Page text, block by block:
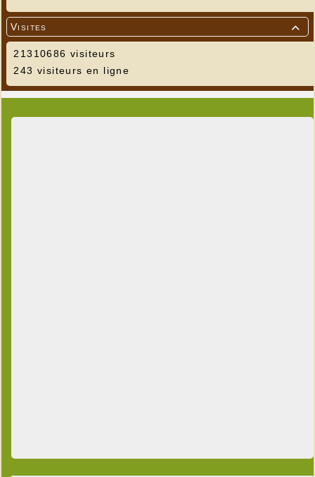

Visites
21310686 visiteurs
243 visiteurs en ligne